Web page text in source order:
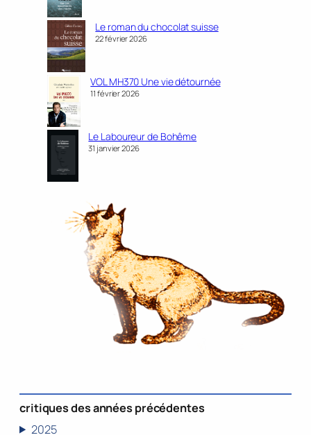
Le roman du chocolat suisse
22 février 2026
VOL MH370 Une vie détournée
11 février 2026
Le Laboureur de Bohême
31 janvier 2026
critiques des années précédentes
2025